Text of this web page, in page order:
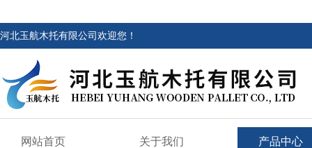
河北玉航木托有限公司欢迎您！
网站首页 关于我们 产品中心